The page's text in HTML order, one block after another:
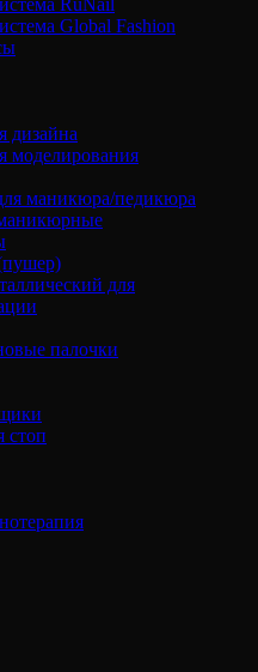
RuNail
Global Fashion
дизайна
моделирования
маникюра/педикюра
для
палочки
стоп